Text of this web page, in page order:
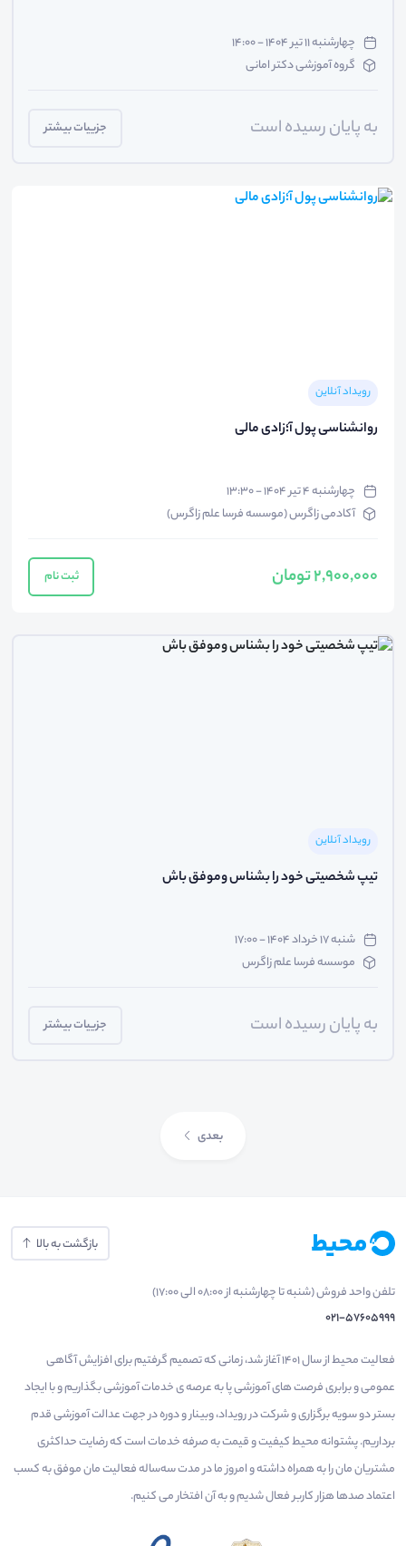
چهارشنبه ۱۱ تیر ۱۴۰۴ - ۱۴:۰۰
گروه آموزشی دکتر امانی
به پایان رسیده است جزییات بیشتر
رویداد آنلاین
روانشناسی پول آ؛زادی مالی
چهارشنبه ۴ تیر ۱۴۰۴ - ۱۳:۳۰
آکادمی زاگرس (موسسه فرسا علم زاگرس)
2,900,000 تومان ثبت نام
رویداد آنلاین
تیپ شخصیتی خود را بشناس وموفق باش
شنبه ۱۷ خرداد ۱۴۰۴ - ۱۷:۰۰
موسسه فرسا علم زاگرس
به پایان رسیده است جزییات بیشتر
بعدی
بازگشت به بالا
تلفن واحد فروش (شنبه تا چهارشنبه از 08:00 الی 17:00)
021-57605999
فعالیت محیط از سال 1401 آغاز شد، زمانی که تصمیم گرفتیم برای افزایش آگاهی
عمومی و برابری فرصت های آموزشی پا به عرصه ی خدمات آموزشی بگذاریم و با ایجاد
بستر دو سویه برگزاری و شرکت در رویداد، وبینار و دوره در جهت عدالت آموزشی قدم
برداریم. پشتوانه محیط کیفیت و قیمت به صرفه خدمات است که رضایت حداکثری
مشتریان مان را به همراه داشته و امروز ما در مدت سه‌ساله فعالیت مان موفق به کسب
اعتماد صدها هزار کاربر فعال شدیم و به آن افتخار می‌ کنیم.